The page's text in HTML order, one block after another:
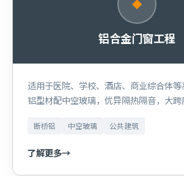
铝合金门窗工程
适用于医院、学校、酒店、商业综合体
铝型材配中空玻璃，优异隔热隔音，大跨
断桥铝 中空玻璃 公共建筑
了解更多→